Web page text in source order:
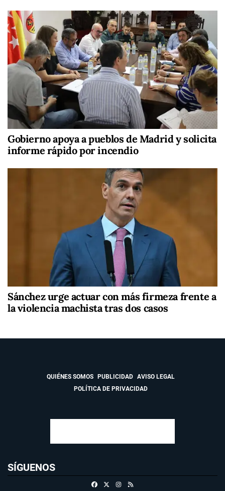
Gobierno apoya a pueblos de Madrid y solicita
informe rápido por incendio
Sánchez urge actuar con más firmeza frente a
la violencia machista tras dos casos
QUIÉNES SOMOS PUBLICIDAD
AVISO LEGAL
POLÍTICA DE PRIVACIDAD
SÍGUENOS
FacebookInstagram